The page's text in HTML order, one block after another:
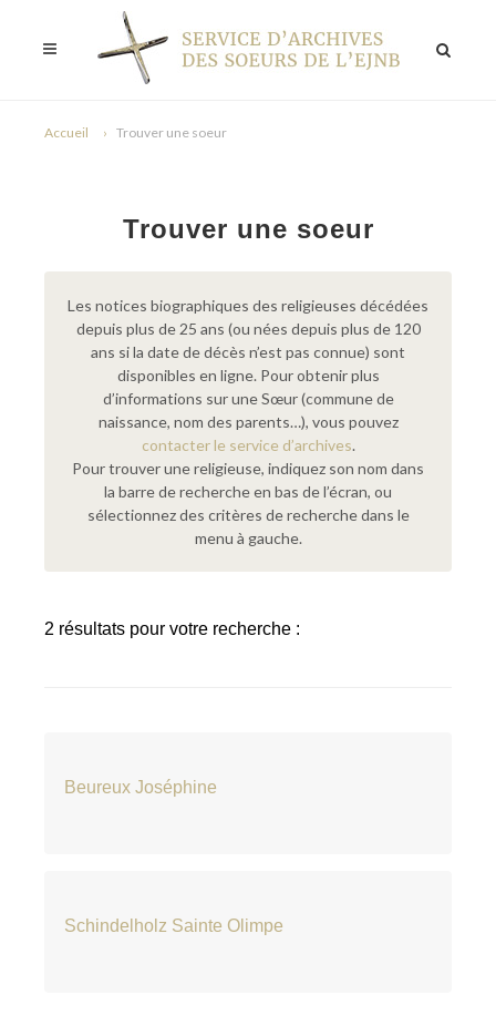
Accueil Trouver une soeur
Trouver une soeur
Les notices biographiques des religieuses décédées
depuis plus de 25 ans (ou nées depuis plus de 120
ans si la date de décès n’est pas connue) sont
disponibles en ligne. Pour obtenir plus
d’informations sur une Sœur (commune de
naissance, nom des parents…), vous pouvez
contacter le service d’archives.
Pour trouver une religieuse, indiquez son nom dans
la barre de recherche en bas de l’écran, ou
sélectionnez des critères de recherche dans le
menu à gauche.
2 résultats pour votre recherche :
Beureux Joséphine
Schindelholz Sainte Olimpe